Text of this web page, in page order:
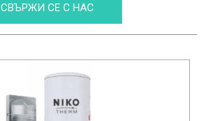
СВЪРЖИ СЕ С НАС